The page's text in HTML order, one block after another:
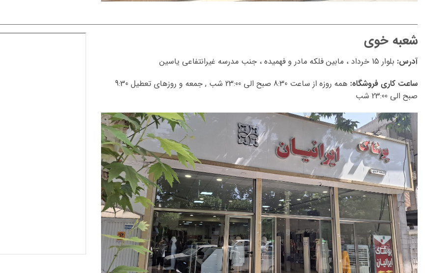
شعبه خوی
آدرس: بلوار 15 خرداد ، مابین فلکه مادر و فهمیده ، جنب مدرسه غیرانتفاعی یاسین
ساعت کاری فروشگاه:
همه روزه از ساعت 8:30 صبح الی 23:00 شب , جمعه و روزهای تعطیل 9:30
صبح الی 23:00 شب